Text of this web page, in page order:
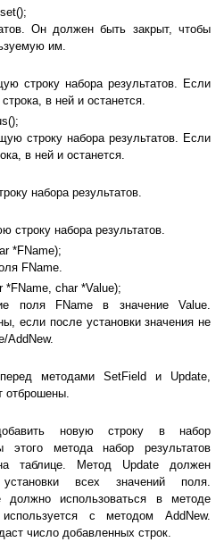
Он должен быть закрыт, чтобы
им.
строку набора результатов. Если
в ней и останется.
строку набора результатов. Если
в ней и останется.
набора результатов.
строку набора результатов.
*FName);
FName.
*FName, char *Value);
поля FName в значение Value.
если после установки значения не
AddNew.
методами SetField и Update,
отброшены.
новую строку в набор
этого метода набор результатов
таблице. Метод Update должен
всех значений поля.
должно использоваться в методе
с методом AddNew.
число добавленных строк.